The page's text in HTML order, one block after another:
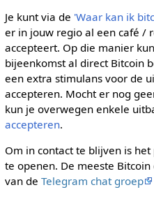
Je kunt via de 'Waar kan ik
er in jouw regio al een café /
accepteert. Op die manier
bijeenkomst al direct Bitcoin
een extra stimulans voor de
accepteren. Mocht er nog
kun je overwegen enkele
accepteren.
Om in contact te blijven is
te openen. De meeste
van de Telegram chat groep